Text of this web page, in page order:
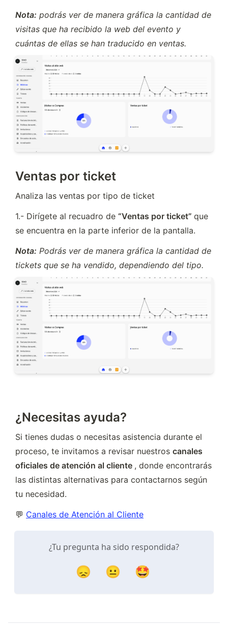
Nota: podrás ver de manera gráfica la cantidad de
visitas que ha recibido la web del evento y
cuántas de ellas se han traducido en ventas.
Ventas por ticket
Analiza las ventas por tipo de ticket
1.- Dirígete al recuadro de “Ventas por ticket” que
se encuentra en la parte inferior de la pantalla.
Nota: Podrás ver de manera gráfica la cantidad de
tickets que se ha vendido, dependiendo del tipo.
¿Necesitas ayuda?
Si tienes dudas o necesitas asistencia durante el
proceso, te invitamos a revisar nuestros canales
oficiales de atención al cliente , donde encontrarás
las distintas alternativas para contactarnos según
tu necesidad.
💬 Canales de Atención al Cliente
¿Tu pregunta ha sido respondida?
😞 😐 🤩